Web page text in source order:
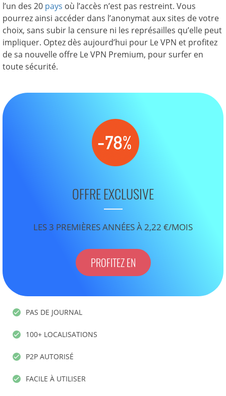
l’un des 20 pays où l’accès n’est pas restreint. Vous
pourrez ainsi accéder dans l’anonymat aux sites de votre
choix, sans subir la censure ni les représailles qu’elle peut
impliquer. Optez dès aujourd’hui pour Le VPN et profitez
de sa nouvelle offre Le VPN Premium, pour surfer en
toute sécurité.
OFFRE EXCLUSIVE
LES 3 PREMIÈRES ANNÉES À 2,22 €/MOIS
PROFITEZ EN
PAS DE JOURNAL
100+ LOCALISATIONS
P2P AUTORISÉ
FACILE À UTILISER